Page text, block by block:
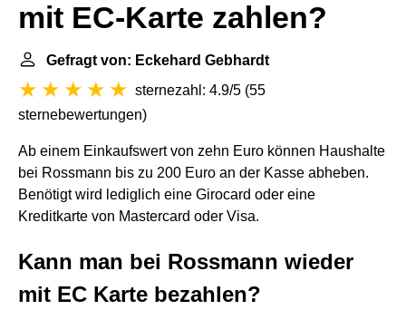
mit EC-Karte zahlen?
Gefragt von: Eckehard Gebhardt
sternezahl: 4.9/5 (55
sternebewertungen)
Ab einem Einkaufswert von zehn Euro können Haushalte
bei Rossmann bis zu 200 Euro an der Kasse abheben.
Benötigt wird lediglich eine Girocard oder eine
Kreditkarte von Mastercard oder Visa.
Kann man bei Rossmann wieder
mit EC Karte bezahlen?